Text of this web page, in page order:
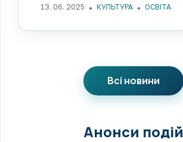
13. 06. 2025 КУЛЬТУРА ОСВІТА
Всі новини
Анонси подій